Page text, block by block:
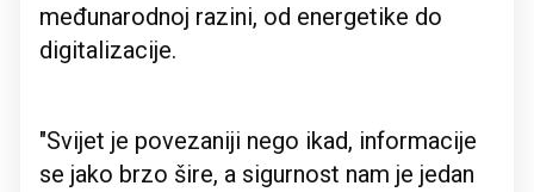
međunarodnoj razini, od energetike do
digitalizacije.
"Svijet je povezaniji nego ikad, informacije
se jako brzo šire, a sigurnost nam je jedan